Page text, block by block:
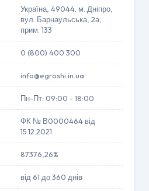
Україна, 49044, м. Дніпро,
вул. Барнаульська, 2а,
прим. 133
0 (800) 400 300
info@egroshi.in.ua
Пн-Пт: 09:00 - 18:00
ФК № В0000464 від
15.12.2021
87376,26%
від 61 до 360 днів